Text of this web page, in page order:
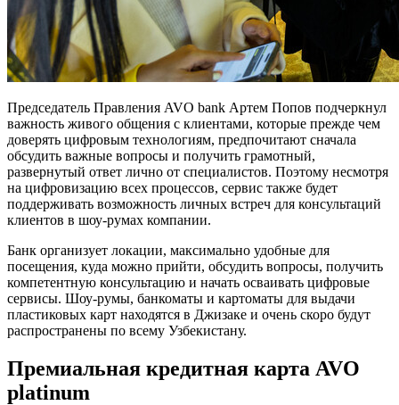
Председатель Правления AVO bank Артем Попов подчеркнул
важность живого общения с клиентами, которые прежде чем
доверять цифровым технологиям, предпочитают сначала
обсудить важные вопросы и получить грамотный,
развернутый ответ лично от специалистов. Поэтому несмотря
на цифровизацию всех процессов, сервис также будет
поддерживать возможность личных встреч для консультаций
клиентов в шоу-румах компании.
Банк организует локации, максимально удобные для
посещения, куда можно прийти, обсудить вопросы, получить
компетентную консультацию и начать осваивать цифровые
сервисы. Шоу-румы, банкоматы и картоматы для выдачи
пластиковых карт находятся в Джизаке и очень скоро будут
распространены по всему Узбекистану.
Премиальная кредитная карта AVO
platinum